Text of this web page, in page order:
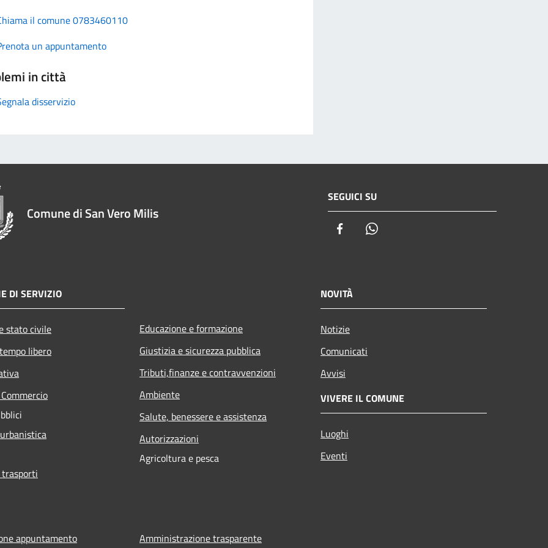
il comune 0783460110
un appuntamento
in città
disservizio
Comune di San Vero Milis
SEGUICI SU
Facebook
DI SERVIZIO
stato civile
libero
Educazione e formazione
Giustizia e sicurezza pubblica
Tributi,finanze e contravvenzioni
Ambiente
Salute, benessere e assistenza
Autorizzazioni
Agricoltura e pesca
NOVITÀ
Notizie
Comunicati
Avvisi
VIVERE IL COMUNE
Luoghi
Eventi
appuntamento Amministrazione trasparente